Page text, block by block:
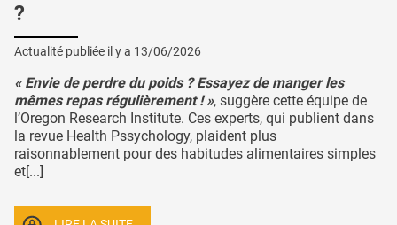
?
Actualité publiée il y a 13/06/2026
« Envie de perdre du poids ? Essayez de manger les
mêmes repas régulièrement ! », suggère cette équipe de
l’Oregon Research Institute. Ces experts, qui publient dans
la revue Health Pssychology, plaident plus
raisonnablement pour des habitudes alimentaires simples
et[...]